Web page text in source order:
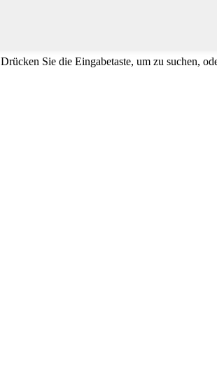
Drücken Sie die Eingabetaste, um zu suchen,